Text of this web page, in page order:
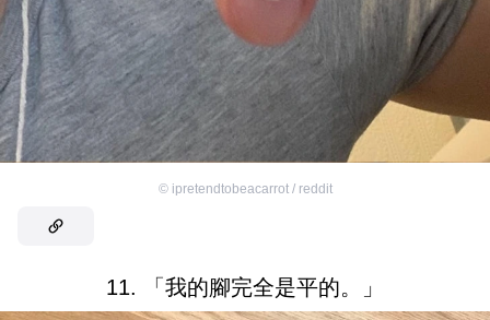
© ipretendtobeacarrot / reddit
11. 「我的腳完全是平的。」